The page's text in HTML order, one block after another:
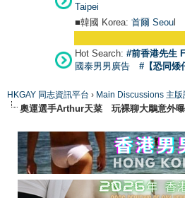
Taipei
■韓國 Korea: 首爾 Seoul
Hot Search: #前香港先生
國泰男男廣告
#【恐同矮
HKGAY 同志資訊平台 › Main Discussions 主版
奧運選手Arthur天菜 玩裸聊大鵰意外